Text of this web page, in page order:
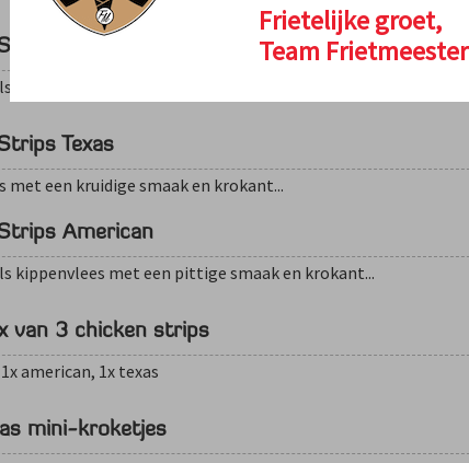
Original
kippenvlees met een krokant laagje
Texas
met een kruidige smaak en krokant...
American
kippenvlees met een pittige smaak en krokant...
van 3 chicken strips
american, 1x texas
mini-kroketjes
Frietelijke groet,
Team Frietmeester